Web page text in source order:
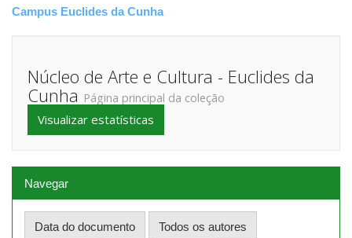
Campus Euclides da Cunha
Núcleo de Arte e Cultura - Euclides da
Cunha Página principal da coleção
Visualizar estatísticas
Navegar